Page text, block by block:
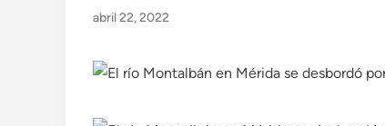
abril 22, 2022